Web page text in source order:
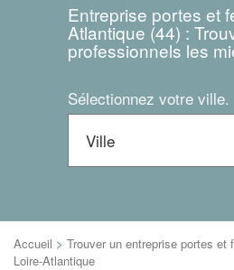
Entreprise portes et
Atlantique (44) :
professionnels les
Sélectionnez votre ville.
Accueil > Trouver un entreprise portes et
Loire-Atlantique